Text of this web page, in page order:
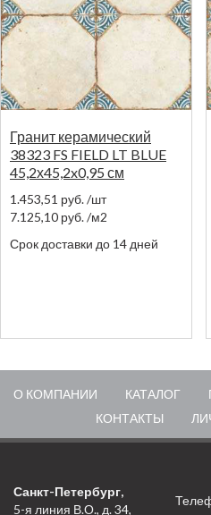
Гранит керамический
38323 FS FIELD LT BLUE
45,2х45,2x0,95 см
1.453,51 руб./шт
7.125,10 руб./м2
Срок доставки до 14 дней
О КОМПАНИИ КАТАЛОГ
КОНТАКТЫ
Санкт-Петербург,
5-я линия В.О., д. 34,